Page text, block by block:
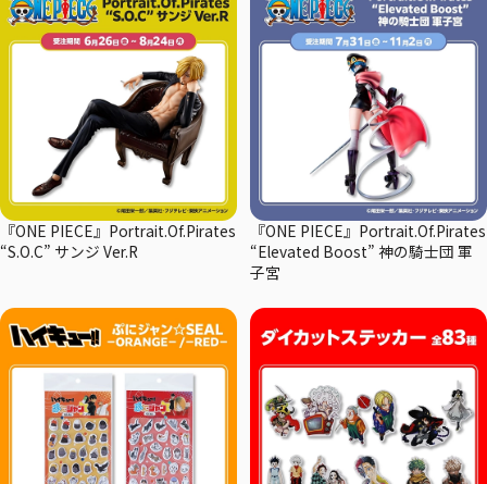
『ONE PIECE』Portrait.Of.Pirates
“S.O.C” サンジ Ver.R
『ONE PIECE』Portrait.Of.Pirates
“Elevated Boost” 神の騎士団 軍
子宮